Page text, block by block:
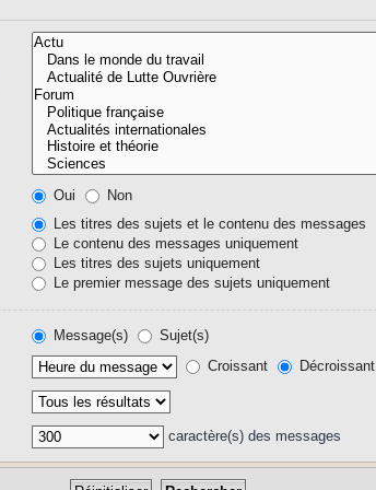
Oui
Non
Les titres des sujets et le contenu des messages
Le contenu des messages uniquement
Les titres des sujets uniquement
Le premier message des sujets uniquement
Message(s)
Sujet(s)
Croissant Décroissant
caractère(s) des messages